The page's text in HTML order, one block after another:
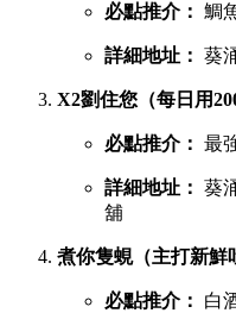
必點推介： 鯛
詳細地址： 葵
X2劉住您（每日用
必點推介： 最
詳細地址： 葵
舖
煮你隻蜆（主打新鮮
必點推介：
白